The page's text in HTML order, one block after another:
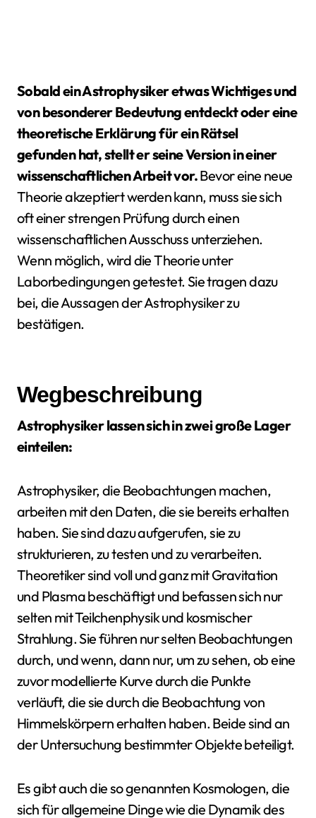
Sobald ein Astrophysiker etwas Wichtiges und
von besonderer Bedeutung entdeckt oder eine
theoretische Erklärung für ein Rätsel
gefunden hat, stellt er seine Version in einer
wissenschaftlichen Arbeit vor.Bevor eine neue
Theorie akzeptiert werden kann, muss sie sich
oft einer strengen Prüfung durch einen
wissenschaftlichen Ausschuss unterziehen.
Wenn möglich, wird die Theorie unter
Laborbedingungen getestet. Sie tragen dazu
bei, die Aussagen der Astrophysiker zu
bestätigen.
Wegbeschreibung
Astrophysiker lassen sich in zwei große Lager
einteilen:
Astrophysiker, die Beobachtungen machen,
arbeiten mit den Daten, die sie bereits erhalten
haben. Sie sind dazu aufgerufen, sie zu
strukturieren, zu testen und zu verarbeiten.
Theoretiker sind voll und ganz mit Gravitation
und Plasma beschäftigt und befassen sich nur
selten mit Teilchenphysik und kosmischer
Strahlung. Sie führen nur selten Beobachtungen
durch, und wenn, dann nur, um zu sehen, ob eine
zuvor modellierte Kurve durch die Punkte
verläuft, die sie durch die Beobachtung von
Himmelskörpern erhalten haben. Beide sind an
der Untersuchung bestimmter Objekte beteiligt.
Es gibt auch die so genannten Kosmologen, die
sich für allgemeine Dinge wie die Dynamik des